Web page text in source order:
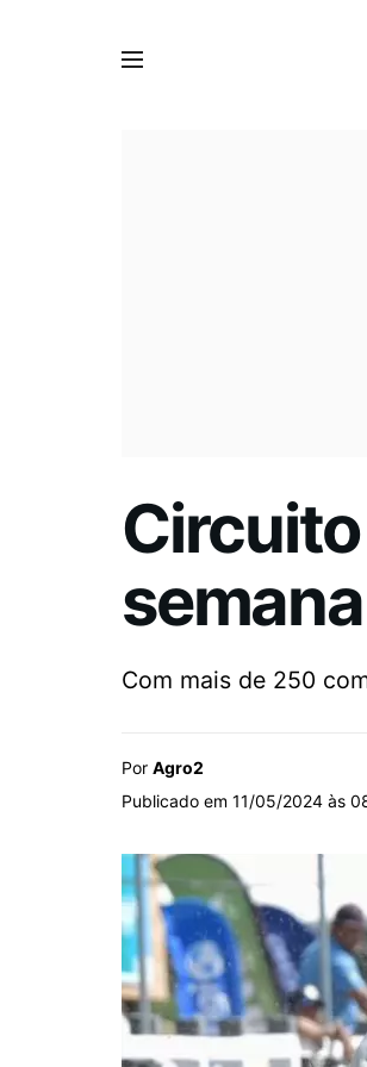
Com mais de 250
Por Agro2
Publicado em 11/05/2024 às